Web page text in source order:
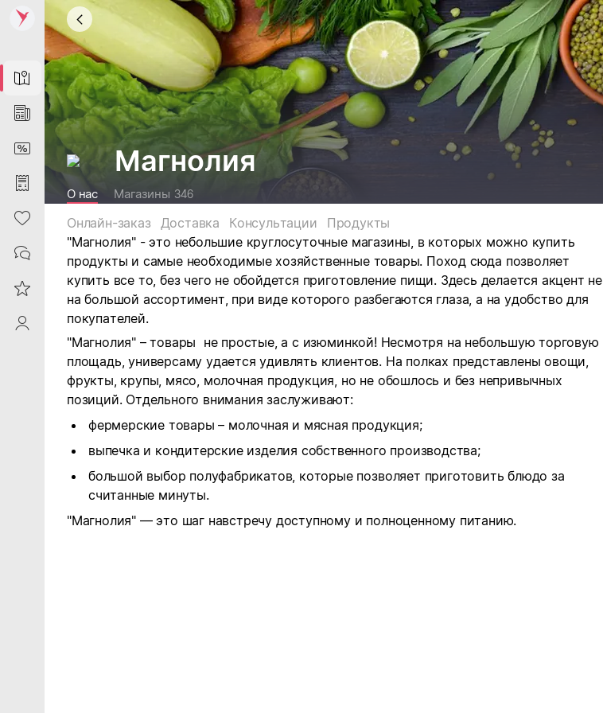
Map
News
DiscountCard
Purchases
Heart
Contacts
Reviews
ProfileSaby
Магнолия
О нас Магазины 346
Онлайн-заказ Доставка Консультации
Продукты
"Магнолия" - это небольшие круглосуточные магазины, в которых можно купить
продукты и самые необходимые хозяйственные товары. Поход сюда позволяет
купить все то, без чего не обойдется приготовление пищи. Здесь делается акцент не
на большой ассортимент, при виде которого разбегаются глаза, а на удобство для
покупателей.
"Магнолия" – товары не простые, а с изюминкой! Несмотря на небольшую торговую
площадь, универсаму удается удивлять клиентов. На полках представлены овощи,
фрукты, крупы, мясо, молочная продукция, но не обошлось и без непривычных
позиций. Отдельного внимания заслуживают:
фермерские товары – молочная и мясная продукция;
выпечка и кондитерские изделия собственного производства;
большой выбор полуфабрикатов, которые позволяет приготовить блюдо за
считанные минуты.
"Магнолия" — это шаг навстречу доступному и полноценному питанию.